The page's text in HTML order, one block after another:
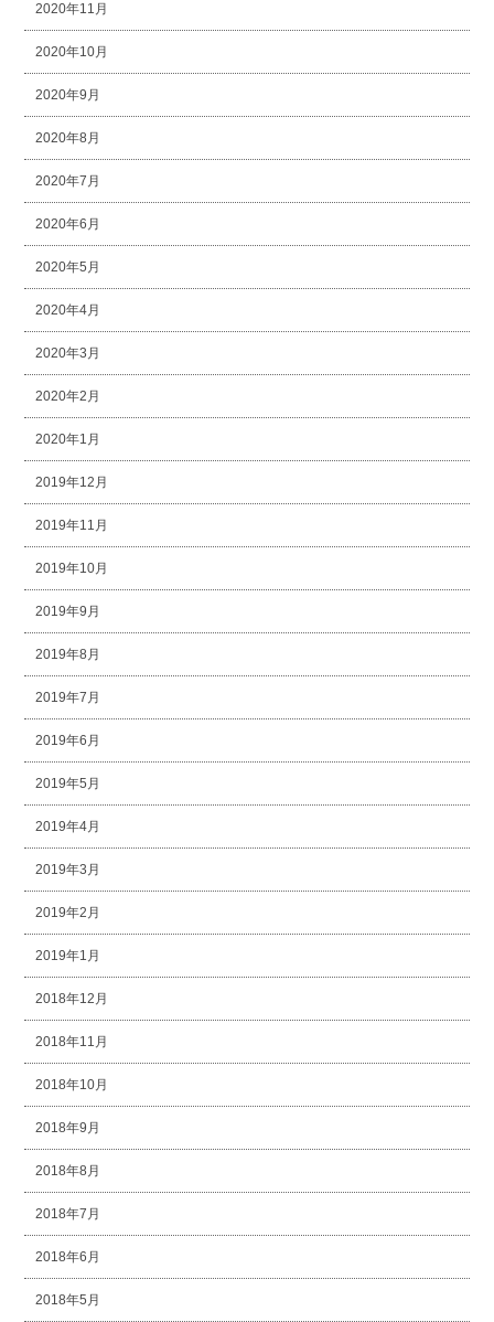
2020年11月
2020年10月
2020年9月
2020年8月
2020年7月
2020年6月
2020年5月
2020年4月
2020年3月
2020年2月
2020年1月
2019年12月
2019年11月
2019年10月
2019年9月
2019年8月
2019年7月
2019年6月
2019年5月
2019年4月
2019年3月
2019年2月
2019年1月
2018年12月
2018年11月
2018年10月
2018年9月
2018年8月
2018年7月
2018年6月
2018年5月